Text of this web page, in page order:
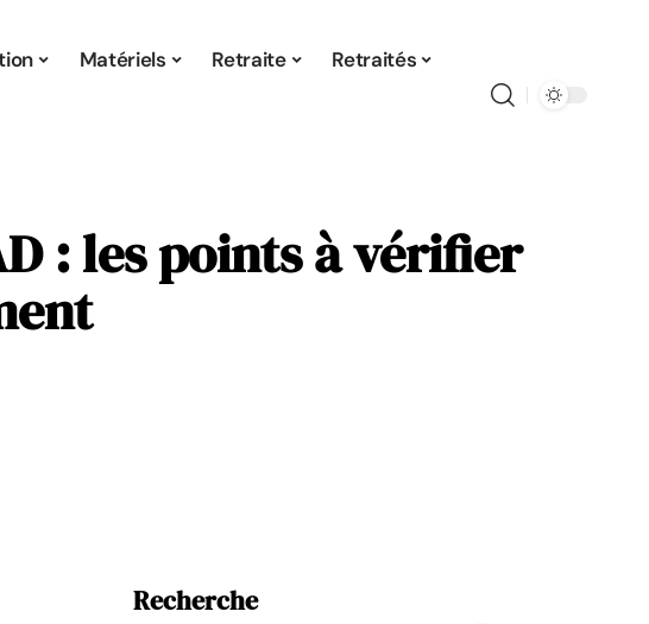
Matériels Retraite Retraités
: les points à vérifier
Recherche